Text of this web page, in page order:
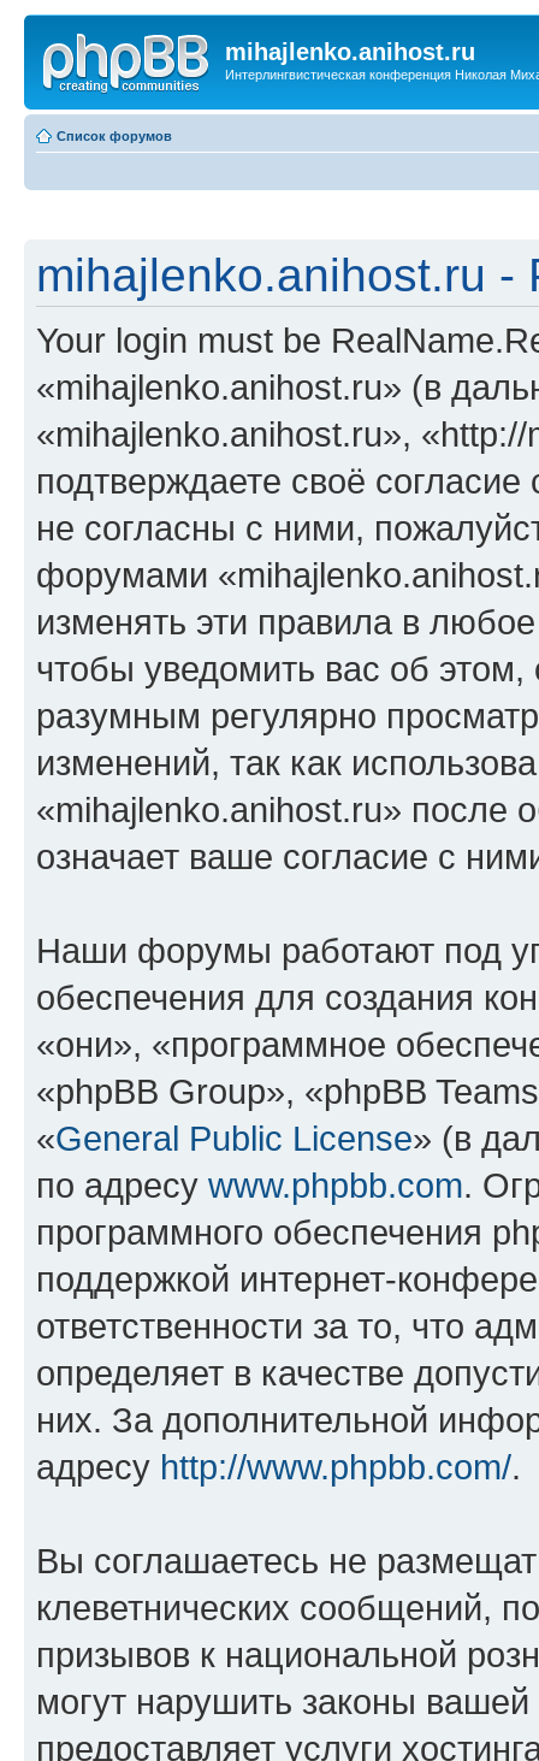
mihajlenko.anihost.ru
Интерлингвистическая конференция Николая
Список форумов
mihajlenko.anihost.ru -
Your login must be
«mihajlenko.anihost.ru» (в
«mihajlenko.anihost.ru»,
подтверждаете своё
не согласны с ними,
форумами
изменять эти правила в
чтобы уведомить вас об
разумным регулярно
изменений, так как
«mihajlenko.anihost.ru» после
означает ваше согласие с
Наши форумы работают под
обеспечения для создания
«они», «программное
«phpBB Group», «phpBB
«General Public License» (в
по адресу www.phpbb.com.
программного обеспечения
поддержкой интернет-
ответственности за то, что
определяет в качестве
них. За дополнительной
адресу http://www.phpbb.com/.
Вы соглашаетесь не
клеветнических сообщений,
призывов к национальной
могут нарушить законы
предоставляет услуги